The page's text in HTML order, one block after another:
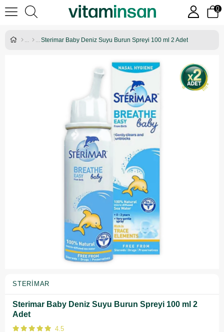
0
Sterimar Baby Deniz Suyu Burun Spreyi 100 ml 2 Adet
STERIMAR
Sterimar Baby Deniz Suyu Burun Spreyi 100 ml 2
Adet
4.5